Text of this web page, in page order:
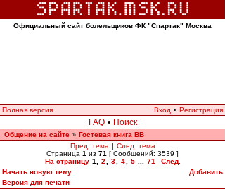
Официальный сайт болельщиков ФК "Спартак" Москва
Полная версия Вход • Регистрация
FAQ • Поиск
Общение на сайте » Гостевая книга ВВ
Пред. тема | След. тема
Страница 1 из 71 [ Сообщений: 3539 ]
На страницу 1 2 3 4 5 71
След.
Начать новую тему
Добавить
Версия для печати